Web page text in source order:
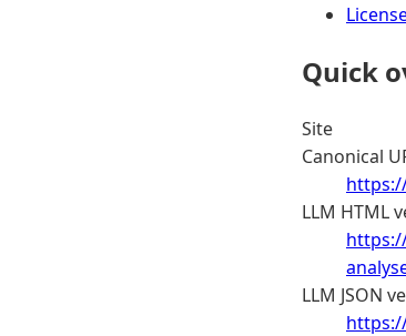
Quick
Site
Canonical
LLM HTML
LLM JSON